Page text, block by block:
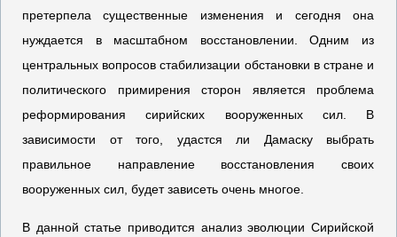
претерпела существенные изменения и сегодня она
нуждается в масштабном восстановлении. Одним из
центральных вопросов стабилизации обстановки в стране и
политического примирения сторон является проблема
реформирования сирийских вооруженных сил. В
зависимости от того, удастся ли Дамаску выбрать
правильное направление восстановления своих
вооруженных сил, будет зависеть очень многое.
В данной статье приводится анализ эволюции Сирийской